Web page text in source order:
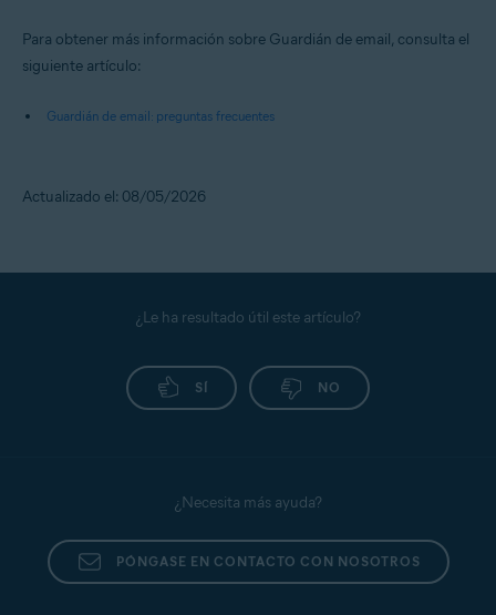
Para obtener más información sobre Guardián de email, consulta el
siguiente artículo:
Guardián de email: preguntas frecuentes
Actualizado el: 08/05/2026
¿Le ha resultado útil este artículo?
SÍ NO
¿Necesita más ayuda?
PÓNGASE EN CONTACTO CON NOSOTROS